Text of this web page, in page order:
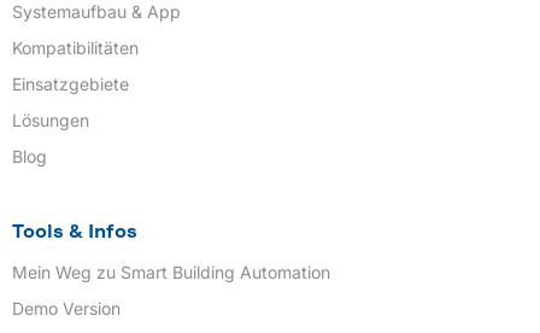
Systemaufbau & App
Kompatibilitäten
Einsatzgebiete
Lösungen
Blog
Tools & Infos
Mein Weg zu Smart Building Automation
Demo Version